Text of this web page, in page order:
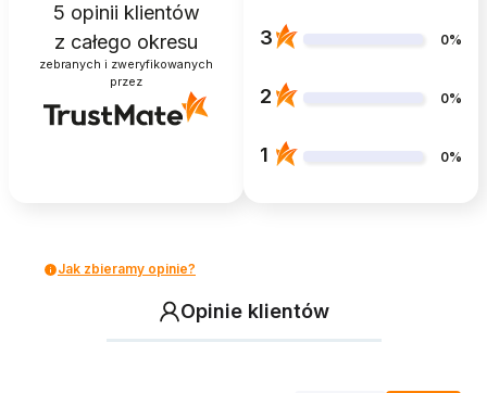
5 opinii klientów
z całego okresu
zebranych i zweryfikowanych
przez
3 0%
2 0%
1 0%
Jak zbieramy opinie?
Opinie klientów